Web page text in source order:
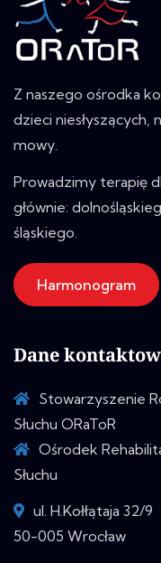
Z naszego ośrodka
dzieci niesłyszących,
mowy.
Prowadzimy terapię
głównie:
śląskiego.
Harmonogram
Dane
Stowarzyszenie
Słuchu ORaToR
Ośrodek
Słuchu
ul. H.Kołłątaja 32/9
50-005 Wrocław